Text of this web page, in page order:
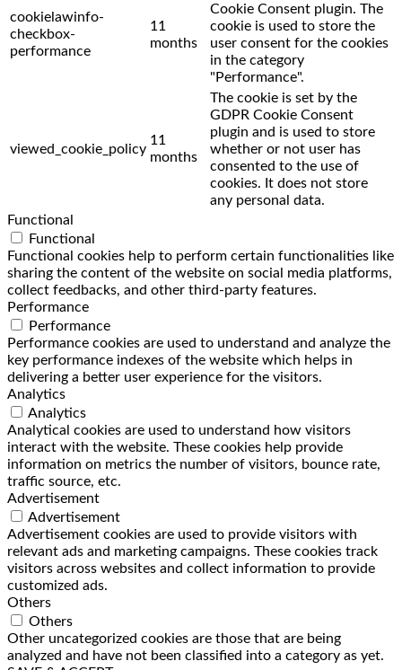
cookielawinfo-
checkbox-
performance
11
months
Cookie Consent plugin. The
cookie is used to store the
user consent for the cookies
in the category
"Performance".
viewed_cookie_policy
11
months
The cookie is set by the
GDPR Cookie Consent
plugin and is used to store
whether or not user has
consented to the use of
cookies. It does not store
any personal data.
Functional
Functional
Functional cookies help to perform certain functionalities like
sharing the content of the website on social media platforms,
collect feedbacks, and other third-party features.
Performance
Performance
Performance cookies are used to understand and analyze the
key performance indexes of the website which helps in
delivering a better user experience for the visitors.
Analytics
Analytics
Analytical cookies are used to understand how visitors
interact with the website. These cookies help provide
information on metrics the number of visitors, bounce rate,
traffic source, etc.
Advertisement
Advertisement
Advertisement cookies are used to provide visitors with
relevant ads and marketing campaigns. These cookies track
visitors across websites and collect information to provide
customized ads.
Others
Others
Other uncategorized cookies are those that are being
analyzed and have not been classified into a category as yet.